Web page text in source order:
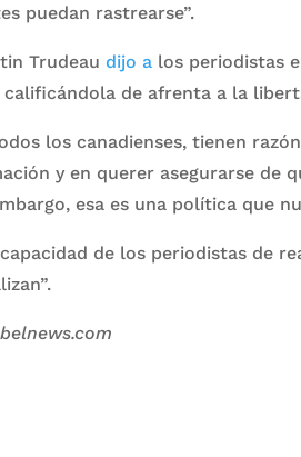
puedan rastrearse”.
Trudeau dijo alos periodistas
de afrenta a la
los canadienses, tienen
y en querer asegurarse de
esa es una política que
de los periodistas de